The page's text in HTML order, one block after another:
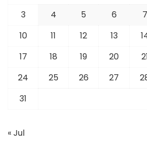
3
4 5 6 7
10
11 12 13
17
18 19 20
24
25 26 27
31
« Jul